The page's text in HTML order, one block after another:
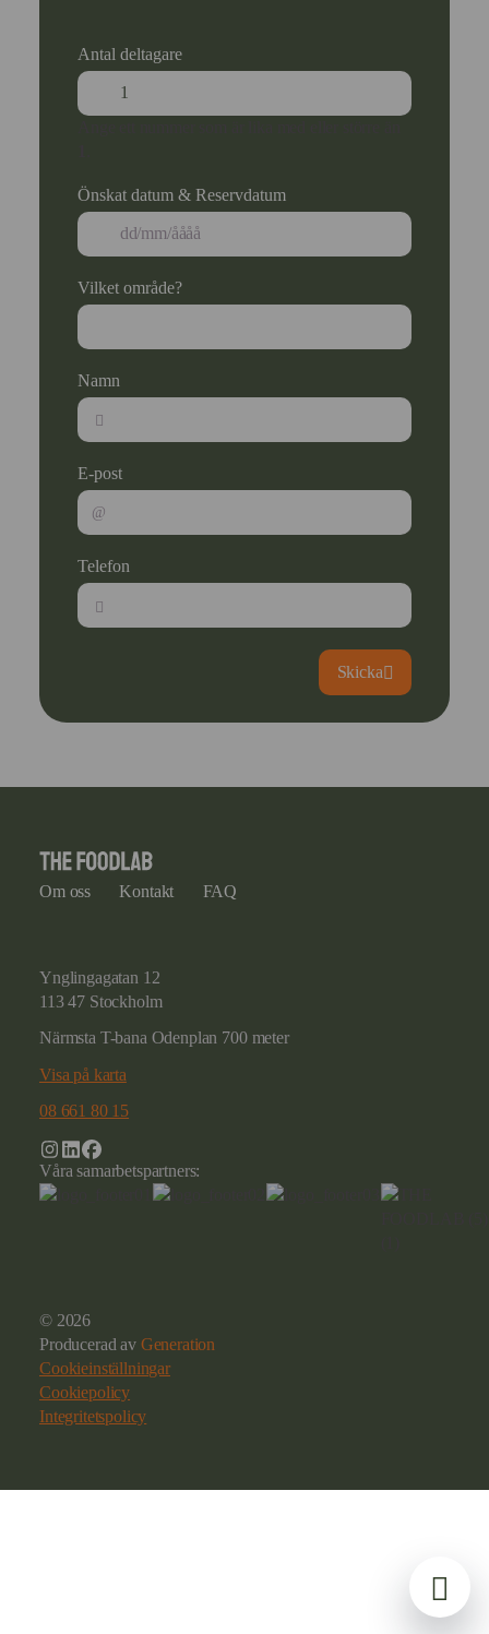
Antal deltagare
Önskat datum & Reservdatum
Vilket område?
Namn
E-post
Telefon
Skicka
Om oss Kontakt FAQ
Ynglingagatan 12
113 47 Stockholm
Närmsta T-bana Odenplan 700 meter
Visa på karta
08 661 80 15
Våra samarbetspartners:
© 2026
Producerad av Generation
Cookieinställningar
Cookiepolicy
Integritetspolicy